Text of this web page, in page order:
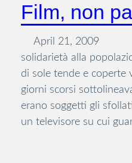
Film, non
April 21, 2009
solidarietà alla
di sole tende e coperte
giorni scorsi
erano soggetti gli
un televisore su cui